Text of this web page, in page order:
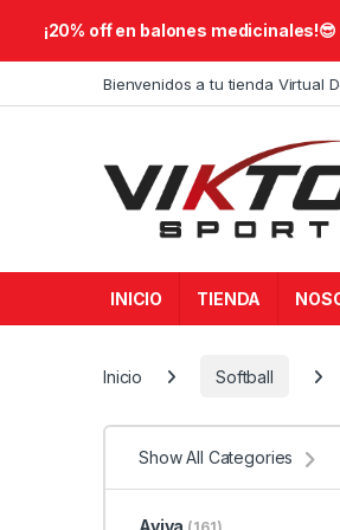
​¡20% off en balones
Bienvenidos a tu tienda Virtual
INICIO TIENDA
Inicio Softball
Show All Categories
Aviva